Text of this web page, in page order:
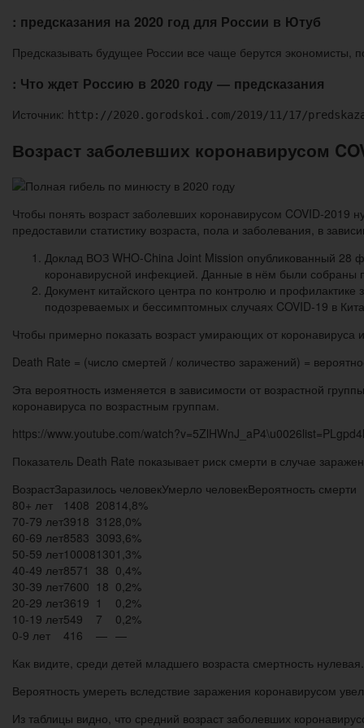
: предсказания на 2020 год для России в Ютуб
Предсказывать будущее России все чаще берутся экономисты,
: Что ждет Россию в 2020 году ― предсказания
Источник: http://2020.gorodskoi.com/2019/11/17/
Возраст заболевших коронавирусом
Чтобы понять возраст заболевших коронавирусом COVID-
предоставили статистику возраста, пола и заболевания, в
Доклад ВОЗ WHO-China Joint Mission опубликованный 28
коронавирусной инфекцией. Данные в нём были собраны
Документ китайского центра по контролю и
подозреваемых и бессимптомных случаях COVID-19 в
Чтобы примерно показать возраст умирающих от коронавируса
Death Rate = (число смертей / количество заражений) =
Эта вероятность изменяется в зависимости от возрастной
коронавируса по возрастным группам.
https://www.youtube.com/
Показатель Death Rate показывает риск смерти в случае
ВозрастЗаразилось человекУмерло человекВероятность смерти
80+ лет
1408 20814,8%
70-79 лет3918 3128,0%
60-69 лет8583 3093,6%
50-59 лет100081301,3%
40-49 лет8571 38 0,4%
30-39 лет7600 18 0,2%
20-29 лет3619 1
0,2%
10-19 лет549 7
0,2%
0-9 лет
416 — —
Как видите, среди детей младшего возраста смертность
Вероятность умереть вследствие заражения коронавирусом
Из таблицы видно, что средний возраст заболевших